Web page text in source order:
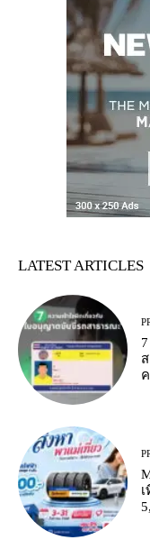
LATEST ARTICLES